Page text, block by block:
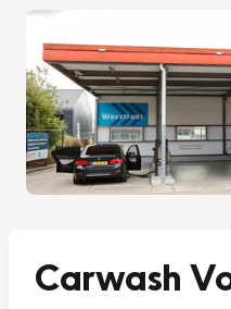
Carwash